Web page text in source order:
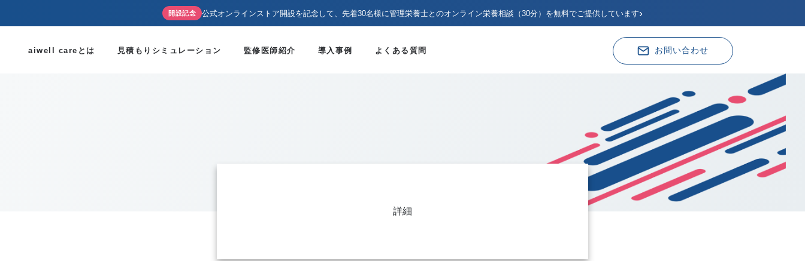
開設記念 公式オンラインストア開設を記念して、先着30名様に管理栄養士とのオンライン栄養相談（30分）を無料でご提供しています›
aiwell careとは 見積もりシミュレーション 監修医師紹介 導入事例 よくある質問 お問い合わせ
詳細